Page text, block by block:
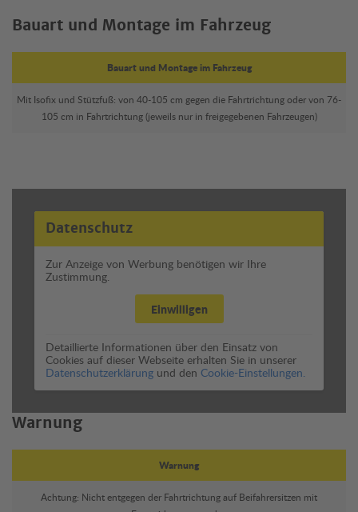
Bauart und Montage im Fahrzeug
Bauart und Montage im Fahrzeug
Mit Isofix und Stützfuß: von 40-105 cm gegen die Fahrtrichtung oder von 76-
105 cm in Fahrtrichtung (jeweils nur in freigegebenen Fahrzeugen)
Datenschutz
Zur Anzeige von Werbung benötigen wir Ihre
Zustimmung.
Einwilligen
Detaillierte Informationen über den Einsatz von
Cookies auf dieser Webseite erhalten Sie in unserer
Datenschutzerklärung und den Cookie-Einstellungen.
Warnung
Warnung
Achtung: Nicht entgegen der Fahrtrichtung auf Beifahrersitzen mit